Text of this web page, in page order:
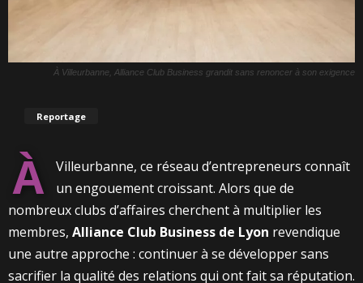
À Villeurbanne, Alliance Club Business grandit sans renoncer à son exigence
Reportage
À
Villeurbanne, ce réseau d’entrepreneurs connaît
un engouement croissant. Alors que de
nombreux clubs d’affaires cherchent à multiplier les
membres, Alliance Club Business de Lyon revendique
une autre approche : continuer à se développer sans
sacrifier la qualité des relations qui ont fait sa réputation.